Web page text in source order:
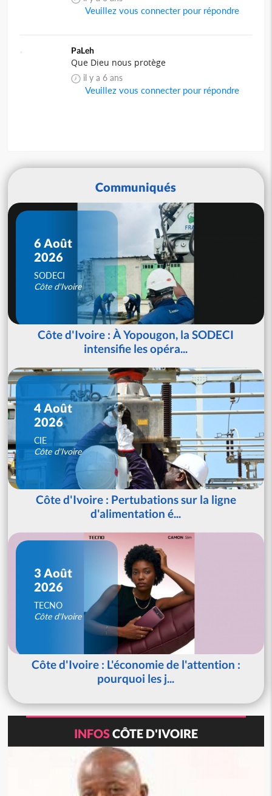
Veuillez vous connecter pour répondre
PaLeh
Que Dieu nous protège
il y a 6 ans
Veuillez vous connecter pour répondre
Communiqués
6 Août
2026
SODECI
Côte d'Ivoire
Côte d'Ivoire : À Yopougon, la SODECI
intensifie les opéra...
4 Août
2026
CIE
Côte d'Ivoire
Côte d'Ivoire : Pertubations sur la ligne
d'alimentation é...
3 Août
2026
TECNO
Côte d'Ivoire
Côte d'Ivoire : L'économie de l'attention :
pourquoi les j...
INFOSCÔTE D'IVOIRE